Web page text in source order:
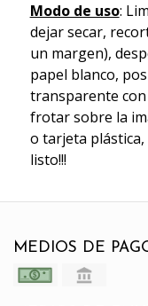
Modo de uso:
dejar secar,
un margen),
papel blanco,
transparente
frotar sobre la
o tarjeta
listo!!!
MEDIOS DE